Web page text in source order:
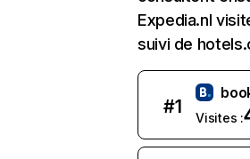
Expedia.nl
suivi de
#1
Visites :